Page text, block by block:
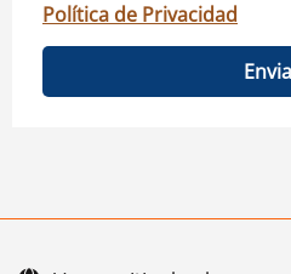
Política de Privacidad